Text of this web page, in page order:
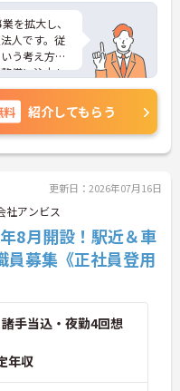
基盤のもと
となく業務
の機会が提
す
を拡大し、
人です。従
う考え方を
備に注力し
、AI音声入
りセンサー
担や身体的
は介護福祉
より安定し
取得支援や
されていま
体制のもと
、将来を見
います。
減できる環境
サーなどのI
り負担を軽
連携できる
料 紹介してもらう
更新日：2026年07月16日
社アンビス
8月開設！駅近＆車
募集《正社員登用
手当込・夜勤4回想
年収